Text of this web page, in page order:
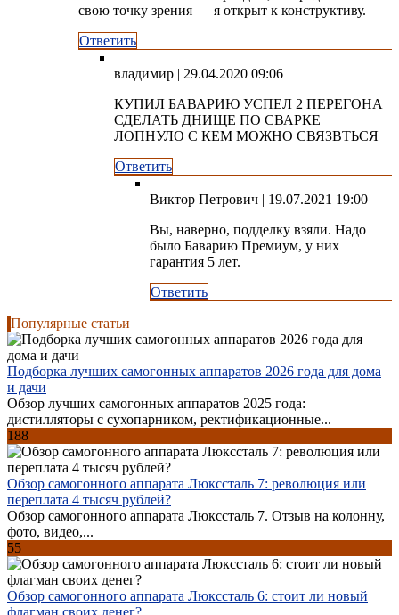
свою точку зрения — я открыт к конструктиву.
Ответить
владимир | 29.04.2020 09:06
КУПИЛ БАВАРИЮ УСПЕЛ 2 ПЕРЕГОНА
СДЕЛАТЬ ДНИЩЕ ПО СВАРКЕ
ЛОПНУЛО С КЕМ МОЖНО СВЯЗВТЬСЯ
Ответить
Виктор Петрович | 19.07.2021 19:00
Вы, наверно, подделку взяли. Надо
было Баварию Премиум, у них
гарантия 5 лет.
Ответить
Популярные статьи
Подборка лучших самогонных аппаратов 2026 года для дома
и дачи
Обзор лучших самогонных аппаратов 2025 года:
дистилляторы с сухопарником, ректификационные...
188
Обзор самогонного аппарата Люкссталь 7: революция или
переплата 4 тысяч рублей?
Обзор самогонного аппарата Люкссталь 7. Отзыв на колонну,
фото, видео,...
55
Обзор самогонного аппарата Люкссталь 6: стоит ли новый
флагман своих денег?